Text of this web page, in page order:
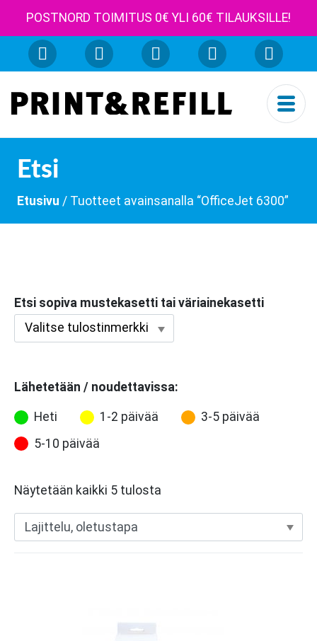
POSTNORD TOIMITUS 0€ YLI 60€ TILAUKSILLE!
Etsi
Etusivu / Tuotteet avainsanalla “OfficeJet 6300”
Etsi sopiva mustekasetti tai väriainekasetti
Lähetetään / noudettavissa:
Heti 1-2 päivää
3-5 päivää
5-10 päivää
Näytetään kaikki 5 tulosta